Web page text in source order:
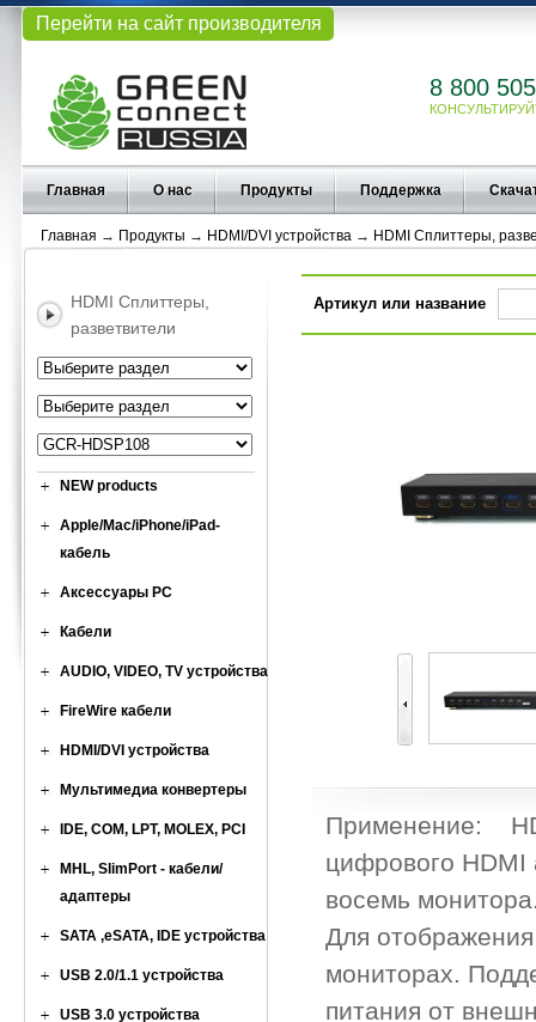
Перейти на сайт производителя
8 800
Главная О нас Продукты Поддержка
Главная → Продукты → HDMI/DVI устройства → HDMI Сплиттеры,
HDMI Сплиттеры,
разветвители
NEW products
Apple/Mac/iPhone/iPad-
кабель
Аксессуары PC
Кабели
AUDIO, VIDEO, TV устройства
FireWire кабели
HDMI/DVI устройства
Мультимедиа конвертеры
IDE, COM, LPT, MOLEX, PCI
MHL, SlimPort - кабели/
адаптеры
SATA ,eSATA, IDE устройства
USB 2.0/1.1 устройства
USB 3.0 устройства
Артикул или название
Применение:
цифрового HDMI
восемь
Для
мониторах.
питания от